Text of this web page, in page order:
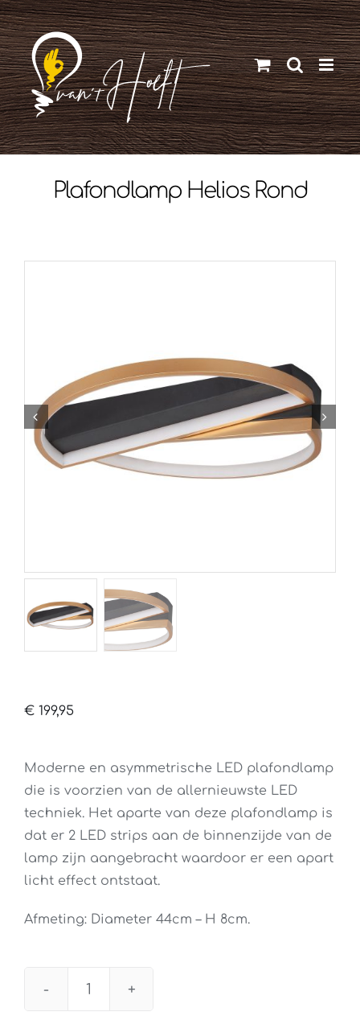
Ga
naar
inhoud
Plafondlamp Helios Rond
€ 199,95
Moderne en asymmetrische LED plafondlamp
die is voorzien van de allernieuwste LED
techniek. Het aparte van deze plafondlamp is
dat er 2 LED strips aan de binnenzijde van de
lamp zijn aangebracht waardoor er een apart
licht effect ontstaat.
Afmeting: Diameter 44cm – H 8cm.
Plafondlamp